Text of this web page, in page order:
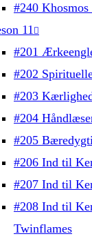
#240
11
#201
#202
#203
#204
#205
#206 Ind til
#207 Ind til
#208 Ind til
Twinflames